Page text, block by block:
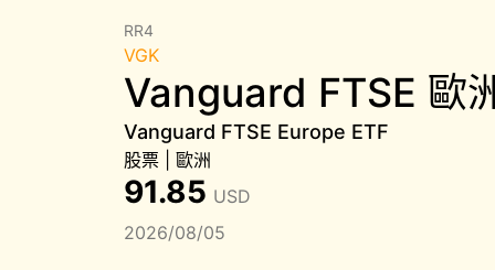
RR4
VGK
Vanguard FTSE 歐
Vanguard FTSE Europe ETF
股票 歐洲
91.85 USD
2026/08/05